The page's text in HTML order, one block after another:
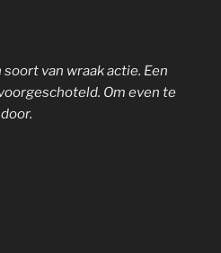
van wraak actie. Een
Om even te